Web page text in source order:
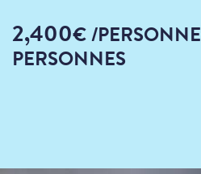
2,400€/PERSONNE
PERSONNES